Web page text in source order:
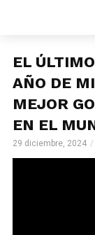
EL
AÑO DE
MEJOR
EN EL
29 diciembre, 2024